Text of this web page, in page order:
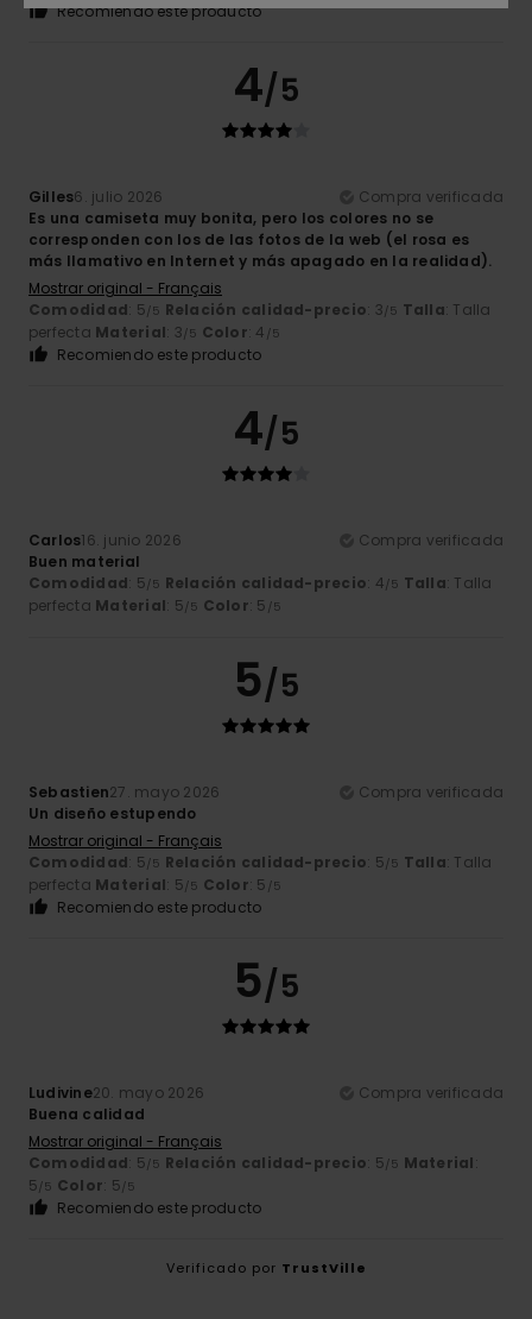
Recomiendo este producto
4/5
Gilles6. julio 2026
Compra verificada
Es una camiseta muy bonita, pero los colores no se
corresponden con los de las fotos de la web (el rosa es
más llamativo en Internet y más apagado en la realidad).
Mostrar original - Français
Comodidad: 5/5 Relación calidad-precio: 3/5 Talla: Talla
perfecta Material: 3/5 Color: 4 /5
Recomiendo este producto
4/5
Carlos16. junio 2026
Compra verificada
Buen material
Comodidad: 5/5 Relación calidad-precio: 4/5 Talla: Talla
perfecta Material: 5/5 Color: 5 /5
5/5
Sebastien27. mayo 2026
Compra verificada
Un diseño estupendo
Mostrar original - Français
Comodidad: 5/5 Relación calidad-precio: 5/5 Talla: Talla
perfecta Material: 5/5 Color: 5 /5
Recomiendo este producto
5/5
Ludivine20. mayo 2026
Compra verificada
Buena calidad
Mostrar original - Français
Comodidad: 5/5 Relación calidad-precio: 5/5 Material:
5/5 Color: 5/5
Recomiendo este producto
Verificado por TrustVille